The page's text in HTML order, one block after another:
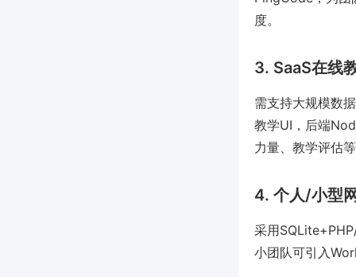
度。
3. SaaS在线
需支持大规模数
教学UI，后端
力量、教学评估
4. 个人/小型
采用
小团队可引入